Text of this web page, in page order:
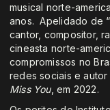
musical norte-
anos. Apelidado de
cantor, compositor,
cineasta norte-
compromissos no
redes sociais e
Miss You, em 2022.